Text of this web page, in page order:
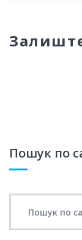
Пошук по